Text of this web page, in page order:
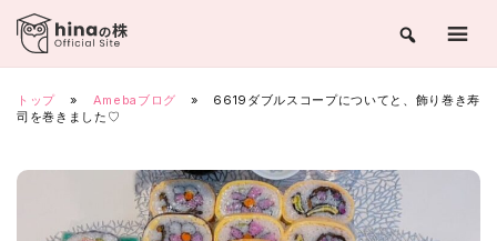
Skip
content
トップ » Amebaブログ »
6619ダブルスコープについてと、飾り巻き寿
司を巻きました♡